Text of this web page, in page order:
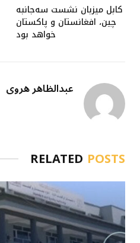
کابل میزبان نشست سه‌جانبه
چین، افغانستان و پاکستان
خواهد بود
عبدالظاهر هروی
RELATED POSTS